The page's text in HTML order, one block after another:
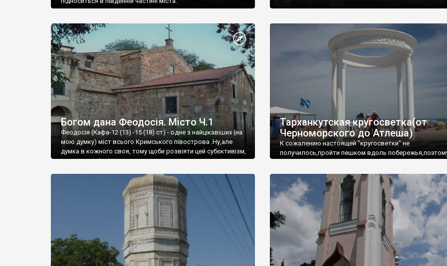
Богом дана Феодосія. Місто Ч.1
Феодосія (Кафа-12 (13) -15 (18) ст) - одне з найцікавіших (на
мою думку) міст всього Кримського півострова .Ну,але
думка в кожного своя, тому щоби розвіяти цей субєктивізм,
запрошую відвідати це
Тарханкутская кругосветка(от
Черноморского до Атлеша)
К сожалению настоящей "кругосветки" не
получилось,пройти пешком вдоль